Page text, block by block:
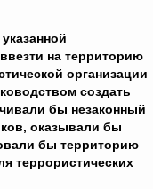
на территорию
организации
создать
бы незаконный
оказывали бы
бы территорию
террористических